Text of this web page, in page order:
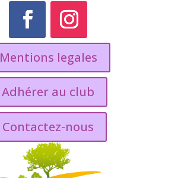
Mentions legales
Adhérer au club
Contactez-nous